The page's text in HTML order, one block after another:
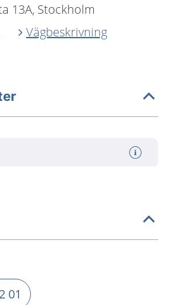
13A, Stockholm
Vägbeskrivning
01